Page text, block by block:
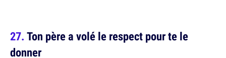
Ton père a volé le respect pour te le
donner